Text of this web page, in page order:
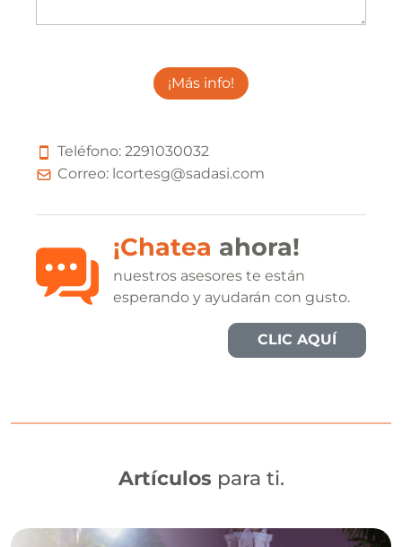
¡Más info!
Teléfono: 2291030032
Correo: lcortesg@sadasi.com
¡Chatea ahora!
nuestros asesores te están
esperando y ayudarán con gusto.
CLIC AQUÍ
Artículos para ti.